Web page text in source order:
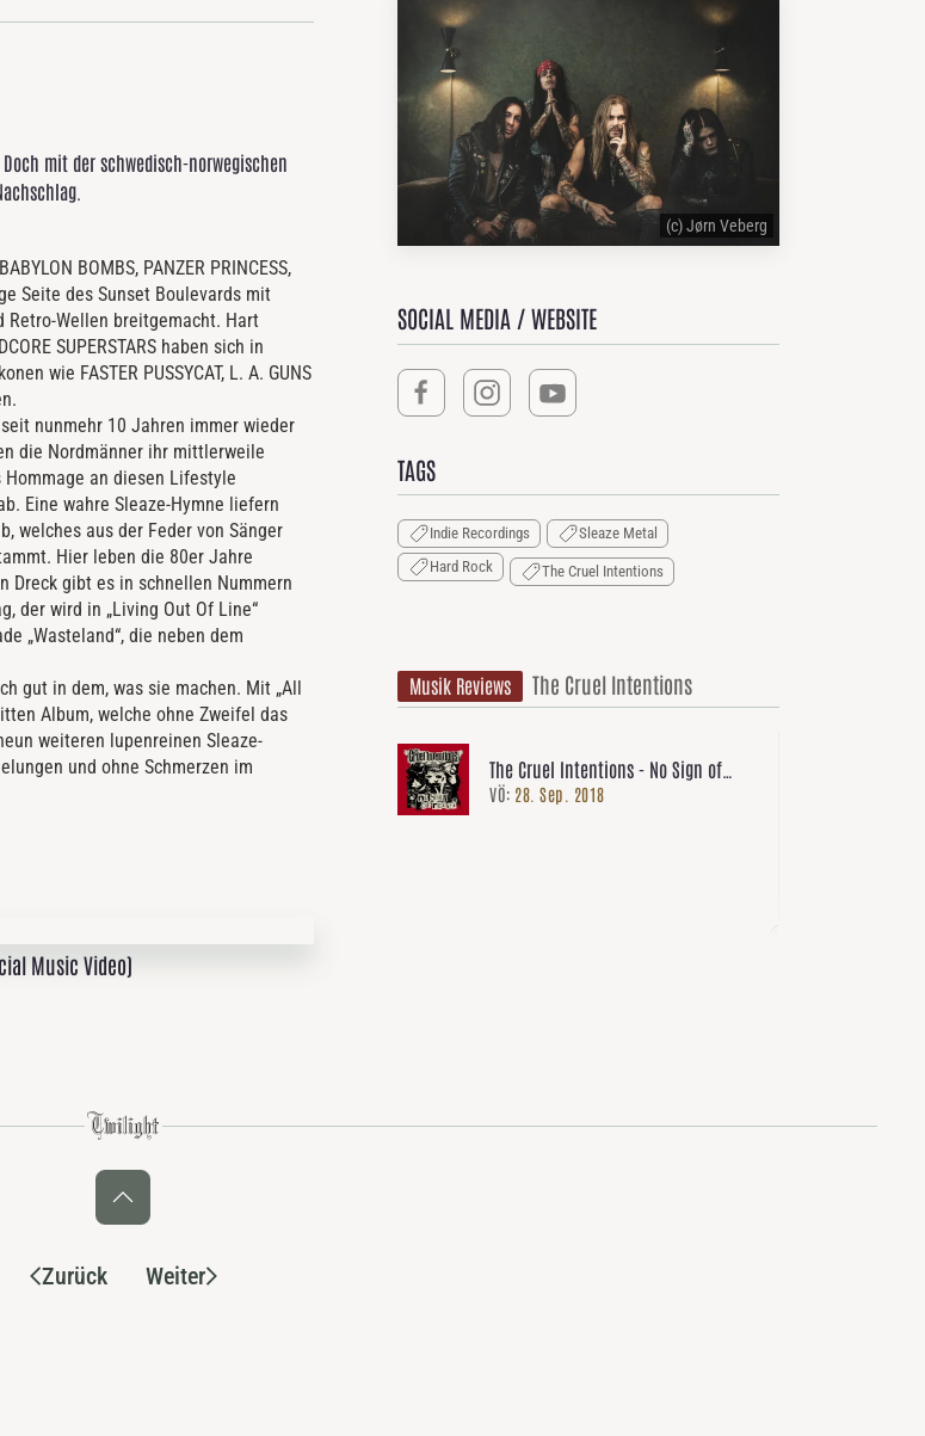
mit der schwedisch-norwegischen
BOMBS, PANZER PRINCESS,
Seite des Sunset Boulevards mit
Retro-Wellen breitgemacht. Hart
SUPERSTARS haben sich in
wie FASTER PUSSYCAT, L. A. GUNS
nunmehr 10 Jahren immer wieder
die Nordmänner ihr mittlerweile
an diesen Lifestyle
Eine wahre Sleaze-Hymne liefern
welches aus der Feder von Sänger
Hier leben die 80er Jahre
Dreck gibt es in schnellen Nummern
der wird in „Living Out Of Line“
„Wasteland“, die neben dem
gut in dem, was sie machen. Mit „All
Album, welche ohne Zweifel das
weiteren lupenreinen Sleaze-
und ohne Schmerzen im
Music Video)
(c) Jørn Veberg
SOCIAL MEDIA / WEBSITE
TAGS
Indie Recordings
Sleaze Metal
Hard Rock
The Cruel Intentions
Musik Reviews The Cruel Intentions
The Cruel Intentions - No Sign of
Relief
VÖ: 28. Sep. 2018
Zurück Weiter